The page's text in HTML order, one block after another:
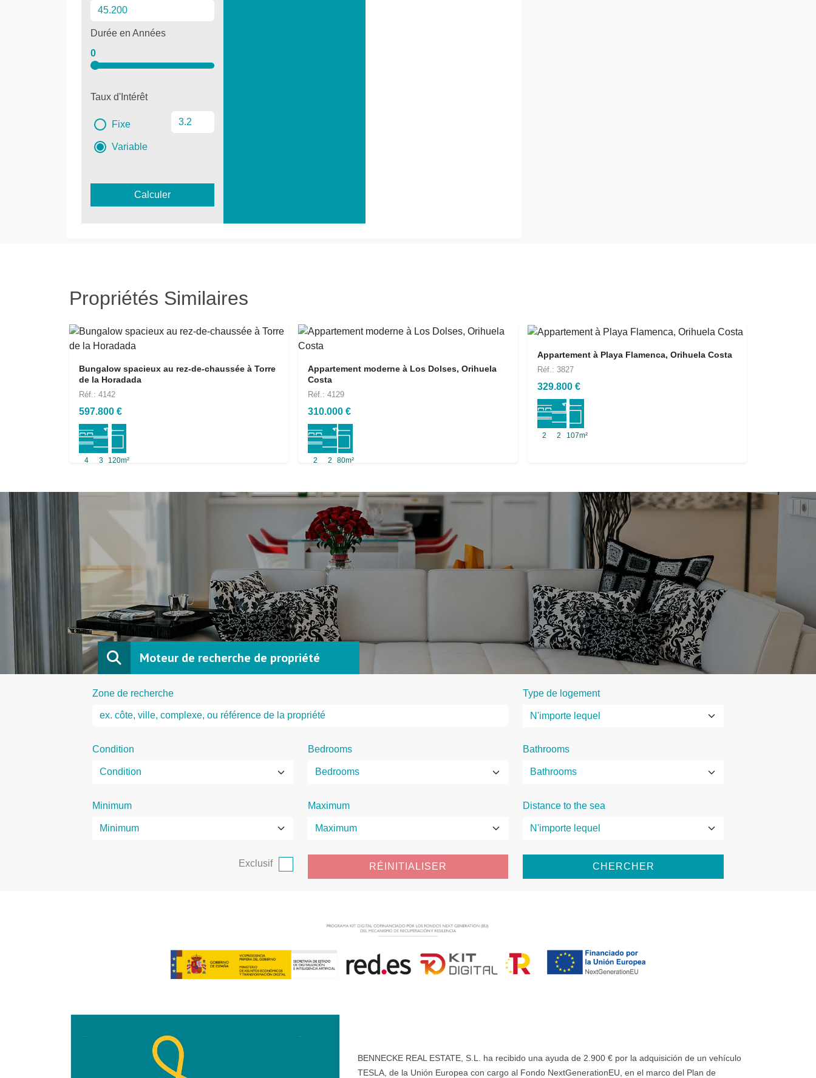
Durée en Années
0
Taux d'Intérêt
Fixe
Variable
Calculer
Propriétés Similaires
Bungalow spacieux au rez-de-chaussée à Torre
de la Horadada
Réf.: 4142
597.800 €
4 3 120m²
Appartement moderne à Los Dolses, Orihuela
Costa
Réf.: 4129
310.000 €
2 2 80m²
Appartement à Playa Flamenca, Orihuela Costa
Réf.: 3827
329.800 €
2 2 107m²
Moteur de recherche de propriété
Zone de recherche Type de logement
Condition Bedrooms Bathrooms
Minimum Maximum Distance to the sea
Exclusif RÉINITIALISER CHERCHER
BENNECKE REAL ESTATE, S.L. ha recibido una ayuda de 2.900 € por la adquisición de un vehículo
TESLA, de la Unión Europea con cargo al Fondo NextGenerationEU, en el marco del Plan de